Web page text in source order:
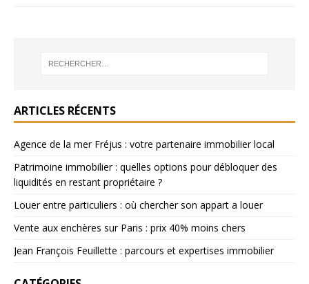
ARTICLES RÉCENTS
Agence de la mer Fréjus : votre partenaire immobilier local
Patrimoine immobilier : quelles options pour débloquer des
liquidités en restant propriétaire ?
Louer entre particuliers : où chercher son appart a louer
Vente aux enchères sur Paris : prix 40% moins chers
Jean François Feuillette : parcours et expertises immobilier